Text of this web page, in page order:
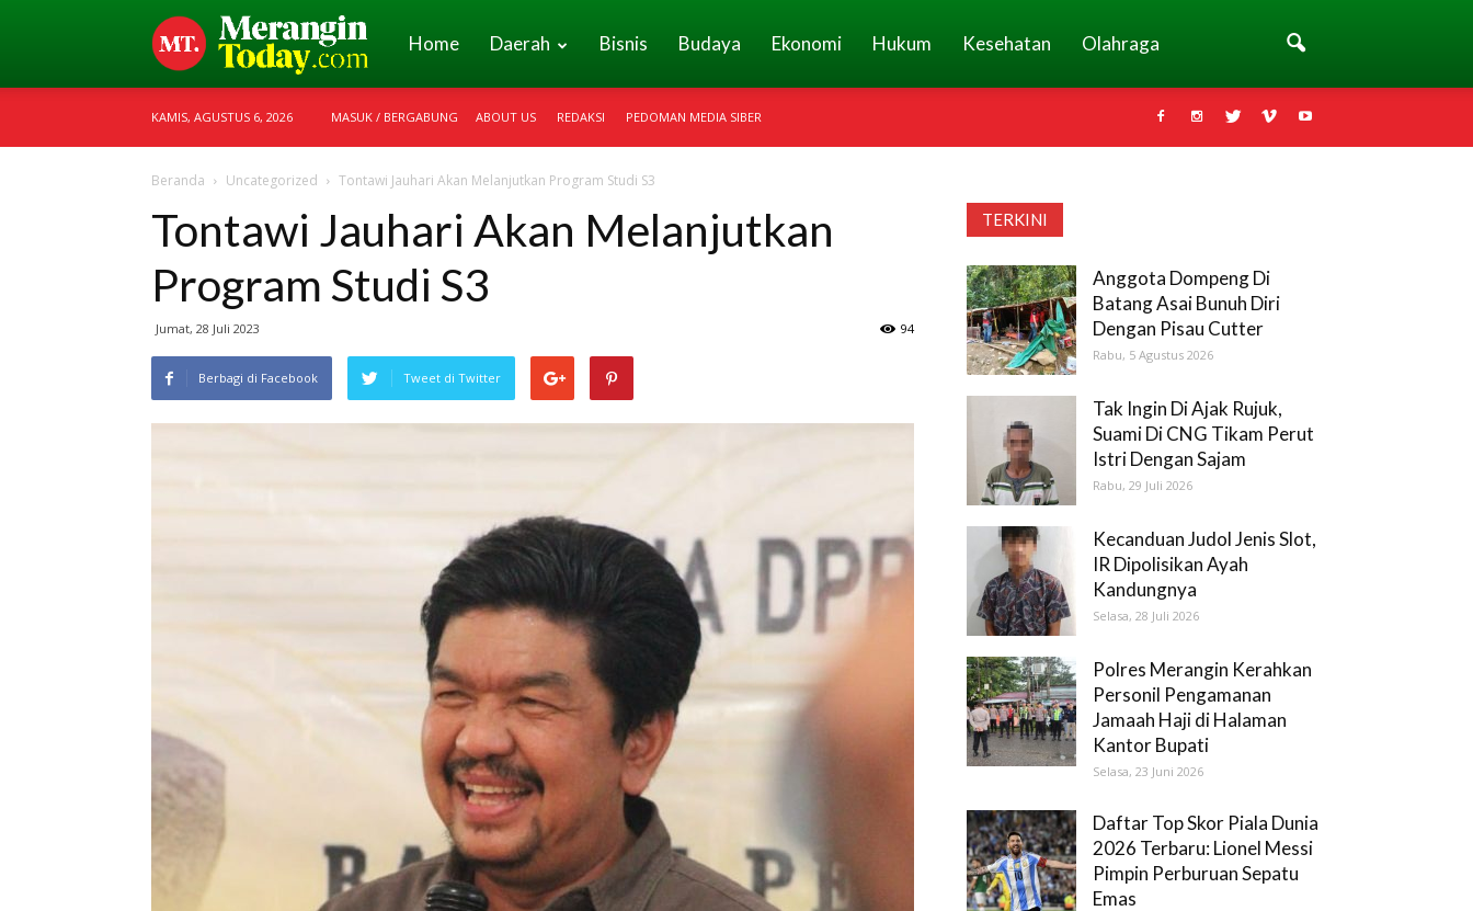
Merangin
Home Daerah Bisnis Budaya Ekonomi Hukum Kesehatan Olahraga
KAMIS, AGUSTUS 6, 2026 MASUK / BERGABUNG ABOUT US REDAKSI PEDOMAN MEDIA SIBER
Beranda Uncategorized Tontawi Jauhari Akan Melanjutkan Program Studi S3
Tontawi Jauhari Akan Melanjutkan
Program Studi S3
Jumat, 28 Juli 2023 94
Berbagi di Facebook Tweet di Twitter
TERKINI
Anggota Dompeng Di
Batang Asai Bunuh Diri
Dengan Pisau Cutter
Rabu, 5 Agustus 2026
Tak Ingin Di Ajak Rujuk,
Suami Di CNG Tikam Perut
Istri Dengan Sajam
Rabu, 29 Juli 2026
Kecanduan Judol Jenis Slot,
IR Dipolisikan Ayah
Kandungnya
Selasa, 28 Juli 2026
Polres Merangin Kerahkan
Personil Pengamanan
Jamaah Haji di Halaman
Kantor Bupati
Selasa, 23 Juni 2026
Daftar Top Skor Piala Dunia
2026 Terbaru: Lionel Messi
Pimpin Perburuan Sepatu
Emas